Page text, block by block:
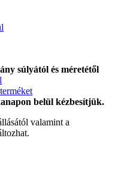
súlyától és méretétől
belül kézbesítjük.
valamint a